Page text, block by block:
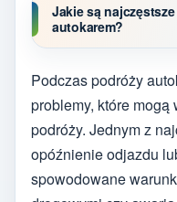
Jakie są
autokarem?
Podczas podróży
problemy, które mogą
podróży. Jednym z
opóźnienie odjazdu
spowodowane